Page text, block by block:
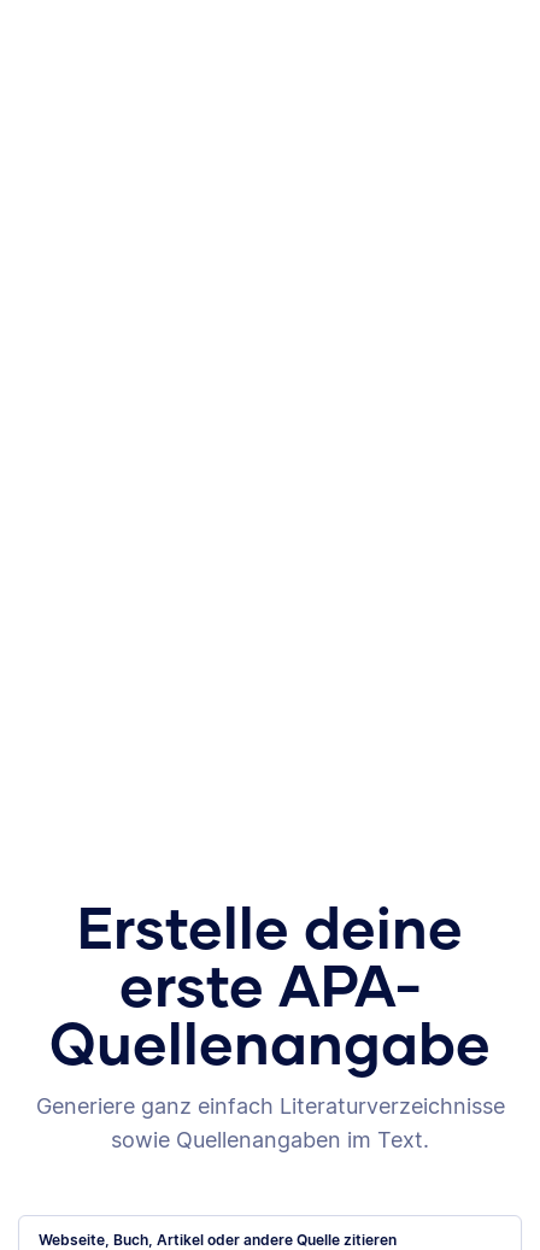
Erstelle deine
erste APA-
Quellenangabe
Generiere ganz einfach Literaturverzeichnisse
sowie Quellenangaben im Text.
Webseite, Buch, Artikel oder andere Quelle zitieren